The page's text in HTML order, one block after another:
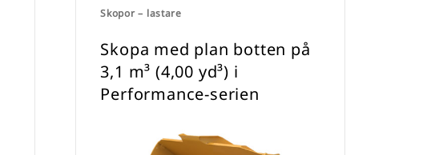
Skopor – lastare
Skopa med plan botten på
3,1 m³ (4,00 yd³) i
Performance-serien